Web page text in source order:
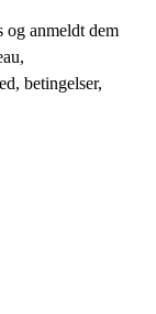
og anmeldt dem
betingelser,